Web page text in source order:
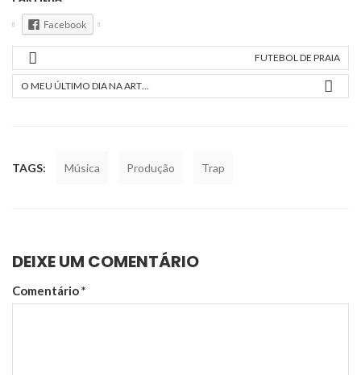
Facebook
FUTEBOL DE PRAIA
O MEU ÚLTIMO DIA NA ART…
TAGS: Música Produção Trap
DEIXE UM COMENTÁRIO
Comentário*